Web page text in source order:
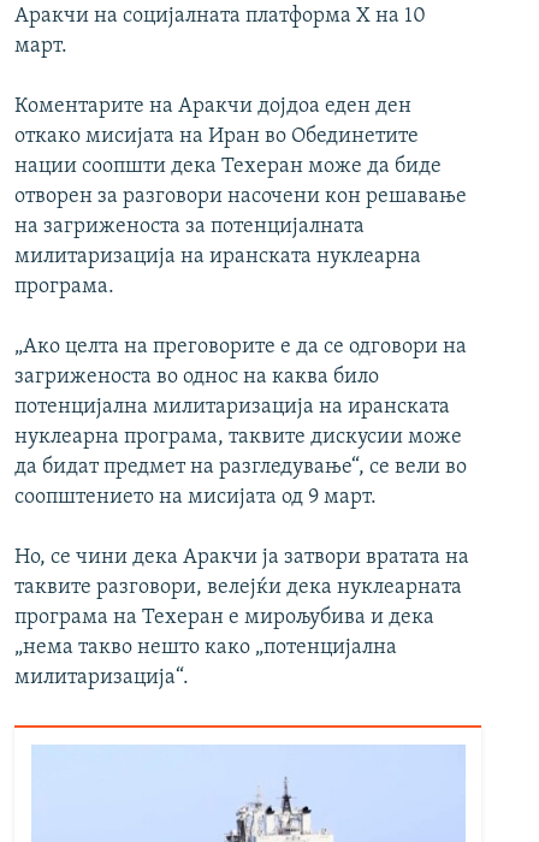
Аракчи на социјалната платформа X на 10
март.
Коментарите на Аракчи дојдоа еден ден
откако мисијата на Иран во Обединетите
нации соопшти дека Техеран може да биде
отворен за разговори насочени кон решавање
на загриженоста за потенцијалната
милитаризација на иранската нуклеарна
програма.
„Ако целта на преговорите е да се одговори на
загриженоста во однос на каква било
потенцијална милитаризација на иранската
нуклеарна програма, таквите дискусии може
да бидат предмет на разгледување“, се вели во
соопштението на мисијата од 9 март.
Но, се чини дека Аракчи ја затвори вратата на
таквите разговори, велејќи дека нуклеарната
програма на Техеран е мирољубива и дека
„нема такво нешто како „потенцијална
милитаризација“.